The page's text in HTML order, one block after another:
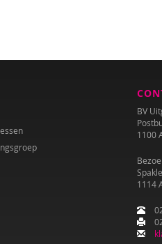
BV
1100
1114